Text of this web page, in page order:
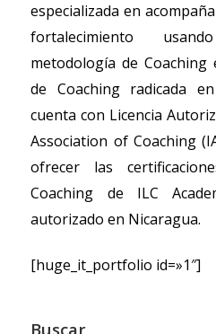
especializada en
fortalecimiento
metodología de Coaching
de Coaching radicada
cuenta con Licencia
Association of Coaching
ofrecer las
Coaching de ILC
autorizado en Nicaragua.
[huge_it_portfolio id=»1″]
Buscar